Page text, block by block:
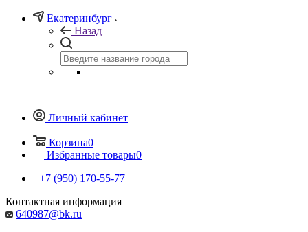
Екатеринбург
Назад
Личный кабинет
Корзина0
Избранные товары0
+7 (950) 170-55-77
Контактная информация
640987@bk.ru